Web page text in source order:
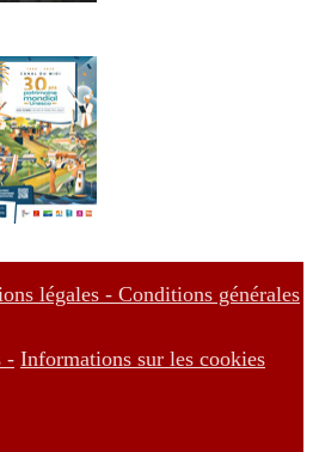
légales - Conditions générales
- Informations sur les cookies